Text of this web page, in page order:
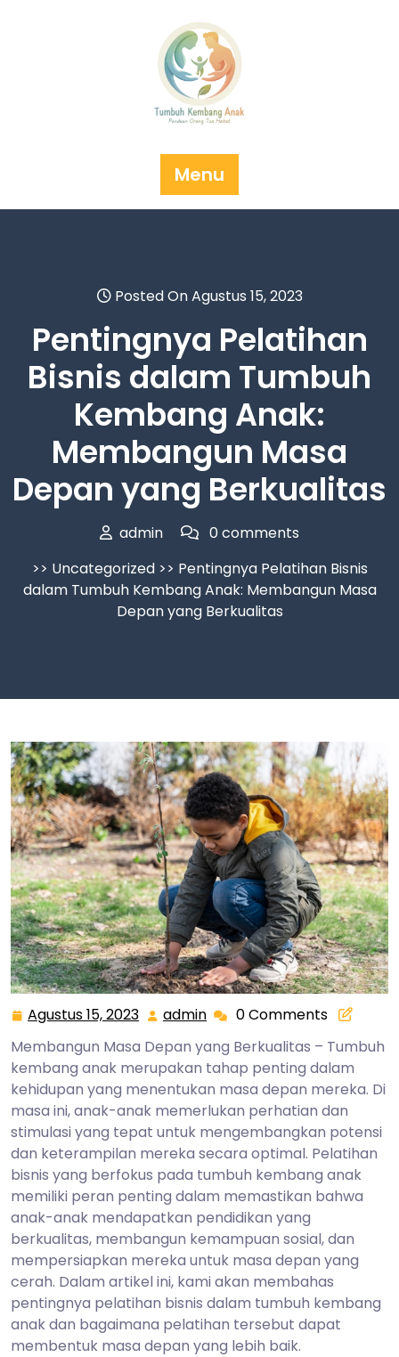
Menu
Posted On Agustus 15, 2023
Pentingnya Pelatihan
Bisnis dalam Tumbuh
Kembang Anak:
Membangun Masa
Depan yang Berkualitas
admin
0 comments
>> Uncategorized>> Pentingnya Pelatihan Bisnis
dalam Tumbuh Kembang Anak: Membangun Masa
Depan yang Berkualitas
Agustus 15, 2023 Agustus
15,
2023
admin admin0 Comments
Membangun Masa Depan yang Berkualitas – Tumbuh
kembang anak merupakan tahap penting dalam
kehidupan yang menentukan masa depan mereka. Di
masa ini, anak-anak memerlukan perhatian dan
stimulasi yang tepat untuk mengembangkan potensi
dan keterampilan mereka secara optimal. Pelatihan
bisnis yang berfokus pada tumbuh kembang anak
memiliki peran penting dalam memastikan bahwa
anak-anak mendapatkan pendidikan yang
berkualitas, membangun kemampuan sosial, dan
mempersiapkan mereka untuk masa depan yang
cerah. Dalam artikel ini, kami akan membahas
pentingnya pelatihan bisnis dalam tumbuh kembang
anak dan bagaimana pelatihan tersebut dapat
membentuk masa depan yang lebih baik.